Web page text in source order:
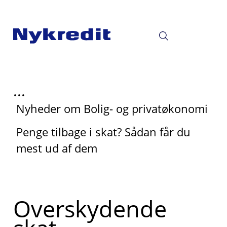
...
Nyheder om Bolig- og privatøkonomi
Penge tilbage i skat? Sådan får du
mest ud af dem
Overskydende